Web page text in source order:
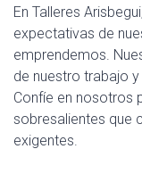
En Talleres
expectativas de
emprendemos.
de nuestro trabajo
Confíe en nosotros
sobresalientes que
exigentes.